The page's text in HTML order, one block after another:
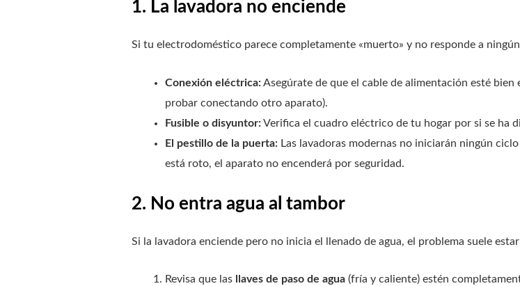
1. La lavadora no enciende
Si tu electrodoméstico parece completamente «muerto» y no responde a
Conexión eléctrica:Asegúrate de que el cable de alimentación esté
probar conectando otro aparato).
Fusible o disyuntor:Verifica el cuadro eléctrico de tu hogar por si se ha
El pestillo de la puerta:Las lavadoras modernas no iniciarán ningún
está roto, el aparato no encenderá por seguridad.
2. No entra agua al tambor
Si la lavadora enciende pero no inicia el llenado de agua, el problema suele
Revisa que las llaves de paso de agua(fría y caliente) estén